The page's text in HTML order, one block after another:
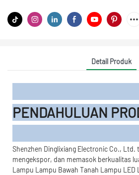
Detail Produk
PENDAHULUAN
Shenzhen Dinglixiang Electronic Co.,
mengekspor, dan memasok berkualitas
Lampu Lampu Bawah Tanah Lampu LED